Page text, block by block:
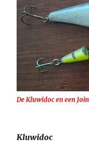
De Kluwidoc en een
Kluwidoc